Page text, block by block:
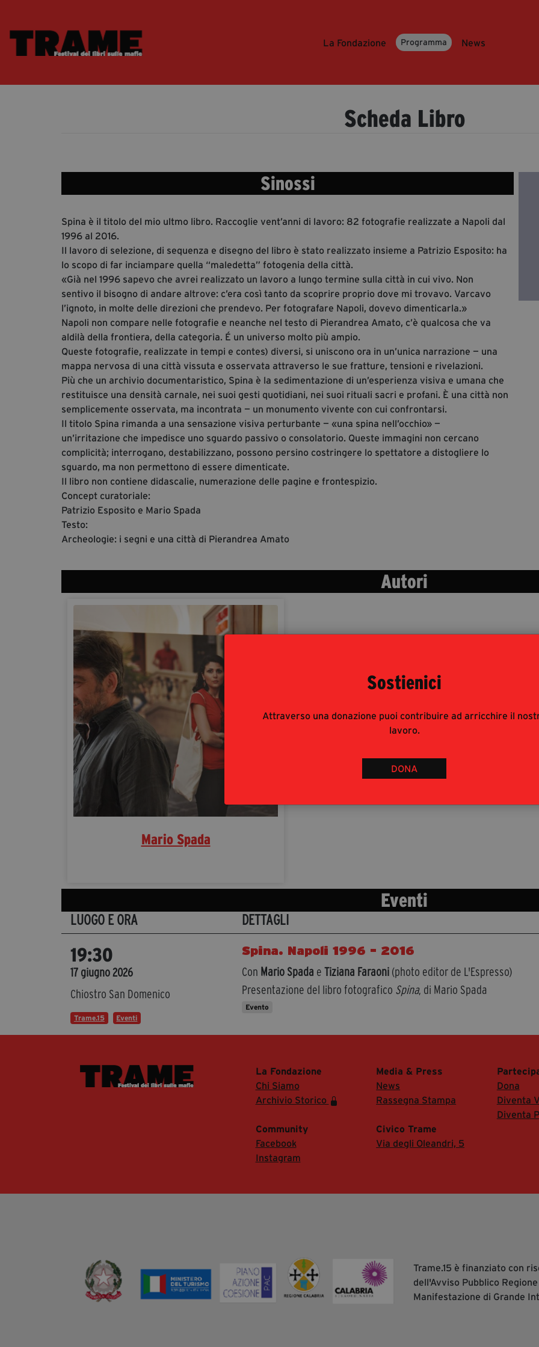
Sostienici
Attraverso una donazione puoi contribuire ad arricchire il
lavoro.
DONA
La Fondazione Programma News
Scheda Libro
Sinossi
Spina è il titolo del mio ultmo libro. Raccoglie vent’anni di lavoro: 82 fotografie realizzate a Napoli dal
1996 al 2016.
Il lavoro di selezione, di sequenza e disegno del libro è stato realizzato insieme a Patrizio Esposito: ha
lo scopo di far inciampare quella “maledetta” fotogenia della città.
«Già nel 1996 sapevo che avrei realizzato un lavoro a lungo termine sulla città in cui vivo. Non
sentivo il bisogno di andare altrove: c’era così tanto da scoprire proprio dove mi trovavo. Varcavo
l’ignoto, in molte delle direzioni che prendevo. Per fotografare Napoli, dovevo dimenticarla.»
Napoli non compare nelle fotografie e neanche nel testo di Pierandrea Amato, c’è qualcosa che va
aldilà della frontiera, della categoria. É un universo molto più ampio.
Queste fotografie, realizzate in tempi e contes) diversi, si uniscono ora in un’unica narrazione — una
mappa nervosa di una città vissuta e osservata attraverso le sue fratture, tensioni e rivelazioni.
Più che un archivio documentaristico, Spina è la sedimentazione di un’esperienza visiva e umana che
restituisce una densità carnale, nei suoi gesti quotidiani, nei suoi rituali sacri e profani. È una città non
semplicemente osservata, ma incontrata — un monumento vivente con cui confrontarsi.
Il titolo Spina rimanda a una sensazione visiva perturbante — «una spina nell’occhio» —
un’irritazione che impedisce uno sguardo passivo o consolatorio. Queste immagini non cercano
complicità; interrogano, destabilizzano, possono persino costringere lo spettatore a distogliere lo
sguardo, ma non permettono di essere dimenticate.
Il libro non contiene didascalie, numerazione delle pagine e frontespizio.
Concept curatoriale:
Patrizio Esposito e Mario Spada
Testo:
Archeologie: i segni e una città di Pierandrea Amato
Autori
Mario Spada
Eventi
LUOGO E ORA DETTAGLI
19:30
17 giugno 2026
Chiostro San Domenico
Trame.15 Eventi
Spina. Napoli 1996 - 2016
Con Mario Spada e Tiziana Faraoni (photo editor de L'Espresso)
Presentazione del libro fotografico Spina, di Mario Spada
Evento
La Fondazione
Chi Siamo
Archivio Storico
Media & Press
News
Rassegna Stampa
Dona
Diventa
Diventa
Community
Facebook
Instagram
Civico Trame
Via degli Oleandri, 5
Trame.15 è finanziato con
dell'Avviso Pubblico
Manifestazione di Grande